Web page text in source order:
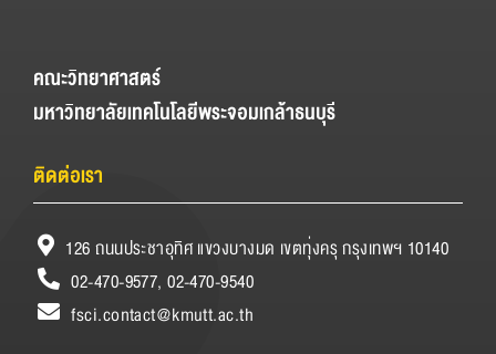
คณะวิทยาศาสตร์
มหาวิทยาลัยเทคโนโลยีพระจอมเกล้าธนบุรี
ติดต่อเรา
126 ถนนประชาอุทิศ แขวงบางมด เขตทุ่งครุ กรุงเทพฯ 10140
02-470-9577, 02-470-9540
fsci.contact@kmutt.ac.th